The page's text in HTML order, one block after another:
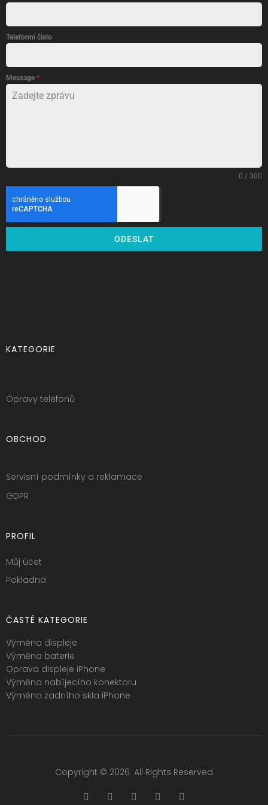
Telefonní číslo
Message *
0 / 300
ODESLAT
KATEGORIE
Opravy telefonů
OBCHOD
Servisní podmínky a reklamace
GDPR
PROFIL
Můj účet
Pokladna
ČASTÉ KATEGORIE
Výměna displeje
Výměna baterie
Oprava displeje iPhone
Výměna nabíjecího konektoru
Výměna zadního skla iPhone
Copyright © 2026. All Rights Reserved